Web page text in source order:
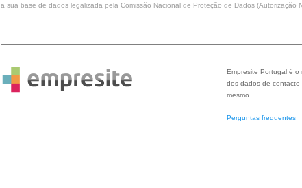
a sua base de dados legalizada pela Comissão Nacional de Proteção de Dados (Autorização
Empresite Portugal é
dos dados de contacto
mesmo.
Perguntas frequentes